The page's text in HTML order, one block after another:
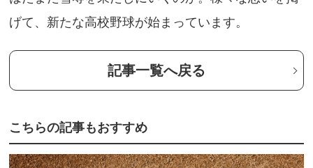
げて、新たな高校野球が始まっています。
記事⼀覧へ戻る
こちらの記事もおすすめ